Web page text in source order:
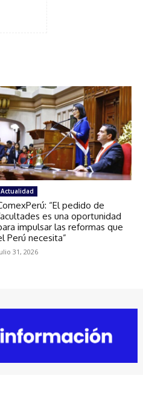
Actualidad
“El pedido de
es una oportunidad
impulsar las reformas que
Perú necesita”
31, 2026